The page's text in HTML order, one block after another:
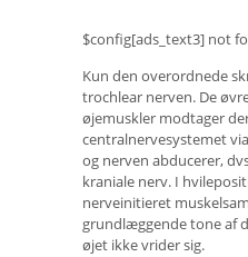
$config[ads_text3] not
Kun den overordnede
trochlear nerven. De
øjemuskler modtager
centralnervesystemet
og nerven abducerer,
kraniale nerv. I
nerveinitieret
grundlæggende tone af
øjet ikke vrider sig.